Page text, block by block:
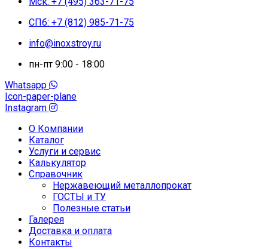
СПб: +7 (812) 985-71-75
info@inoxstroy.ru
пн-пт 9:00 - 18:00
Whatsapp
Icon-paper-plane
Instagram
О Компании
Каталог
Услуги и сервис
Калькулятор
Справочник
Нержавеющий металлопрокат
ГОСТЫ и ТУ
Полезные статьи
Галерея
Доставка и оплата
Контакты